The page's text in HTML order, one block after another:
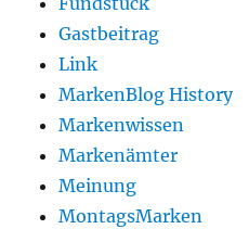
Gastbeitrag
Link
MarkenBlog History
Markenwissen
Markenämter
Meinung
MontagsMarken